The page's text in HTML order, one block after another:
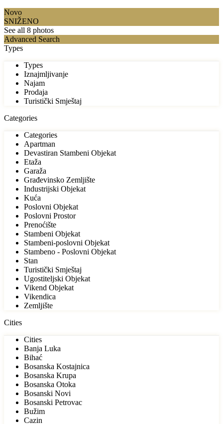
Novo
SNIŽENO
See all 8 photos
Advanced Search
Types
Types
Iznajmljivanje
Najam
Prodaja
Turistički Smještaj
Categories
Categories
Apartman
Devastiran Stambeni Objekat
Etaža
Garaža
Građevinsko Zemljište
Industrijski Objekat
Kuća
Poslovni Objekat
Poslovni Prostor
Prenoćište
Stambeni Objekat
Stambeni-poslovni Objekat
Stambeno - Poslovni Objekat
Stan
Turistički Smještaj
Ugostiteljski Objekat
Vikend Objekat
Vikendica
Zemljište
Cities
Cities
Banja Luka
Bihać
Bosanska Kostajnica
Bosanska Krupa
Bosanska Otoka
Bosanski Novi
Bosanski Petrovac
Bužim
Cazin